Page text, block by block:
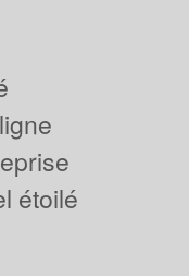
étoilé